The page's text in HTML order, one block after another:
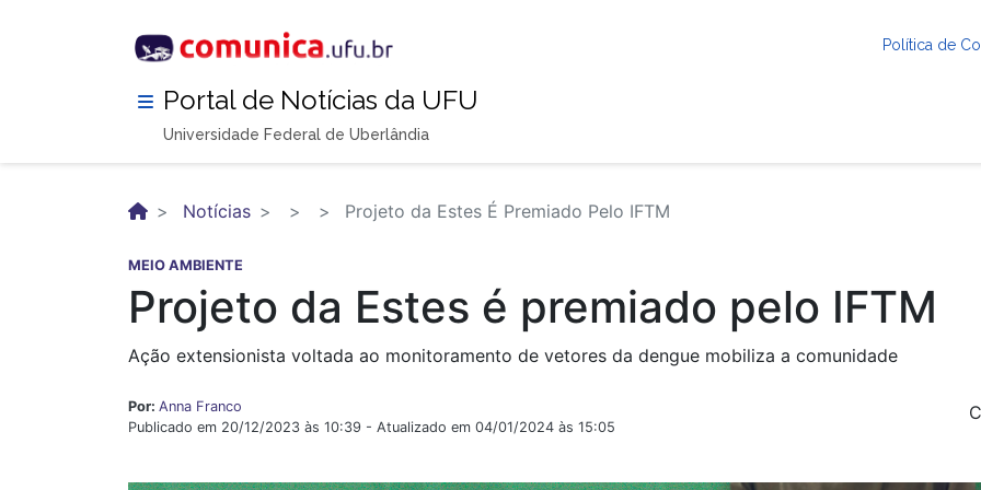
Política de
Portal de Notícias da UFU
Universidade Federal de Uberlândia
Notícias Projeto da Estes É Premiado Pelo IFTM
MEIO AMBIENTE
Projeto da Estes é premiado pelo IFTM
Ação extensionista voltada ao monitoramento de vetores da dengue mobiliza a comunidade
Por: Anna Franco
Publicado em 20/12/2023 às 10:39 - Atualizado em 04/01/2024 às 15:05